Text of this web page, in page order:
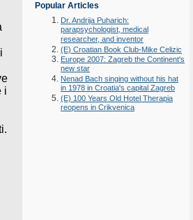
i
Popular Articles
Dr. Andrija Puharich:
parapsychologist, medical
researcher, and inventor
(E) Croatian Book Club-Mike Celizic
Europe 2007: Zagreb the Continent's
new star
Nenad Bach singing without his hat
in 1978 in Croatia's capital Zagreb
(E) 100 Years Old Hotel Therapia
reopens in Crikvenica